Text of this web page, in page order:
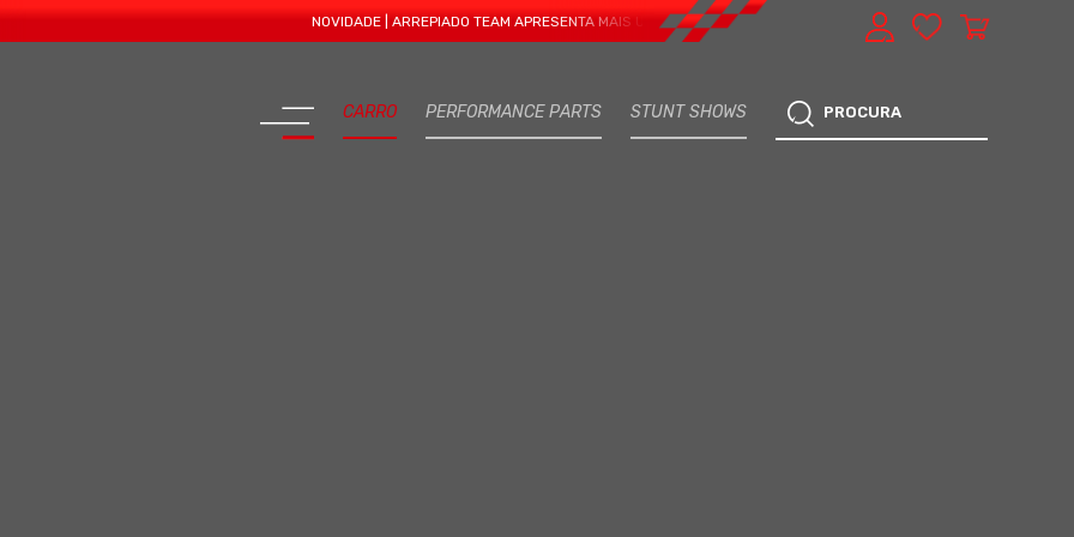
NOVIDADE | ARREPIADO TEAM APRESENTA MAIS UMA VERTENTE - EXPRESS CAR SERVICE, MANUTENÇÃO DO TEU CARRO
CARRO PERFORMANCE PARTS STUNT SHOWS